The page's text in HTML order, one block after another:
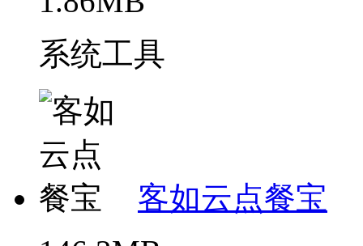
系统工具
客如云点餐宝